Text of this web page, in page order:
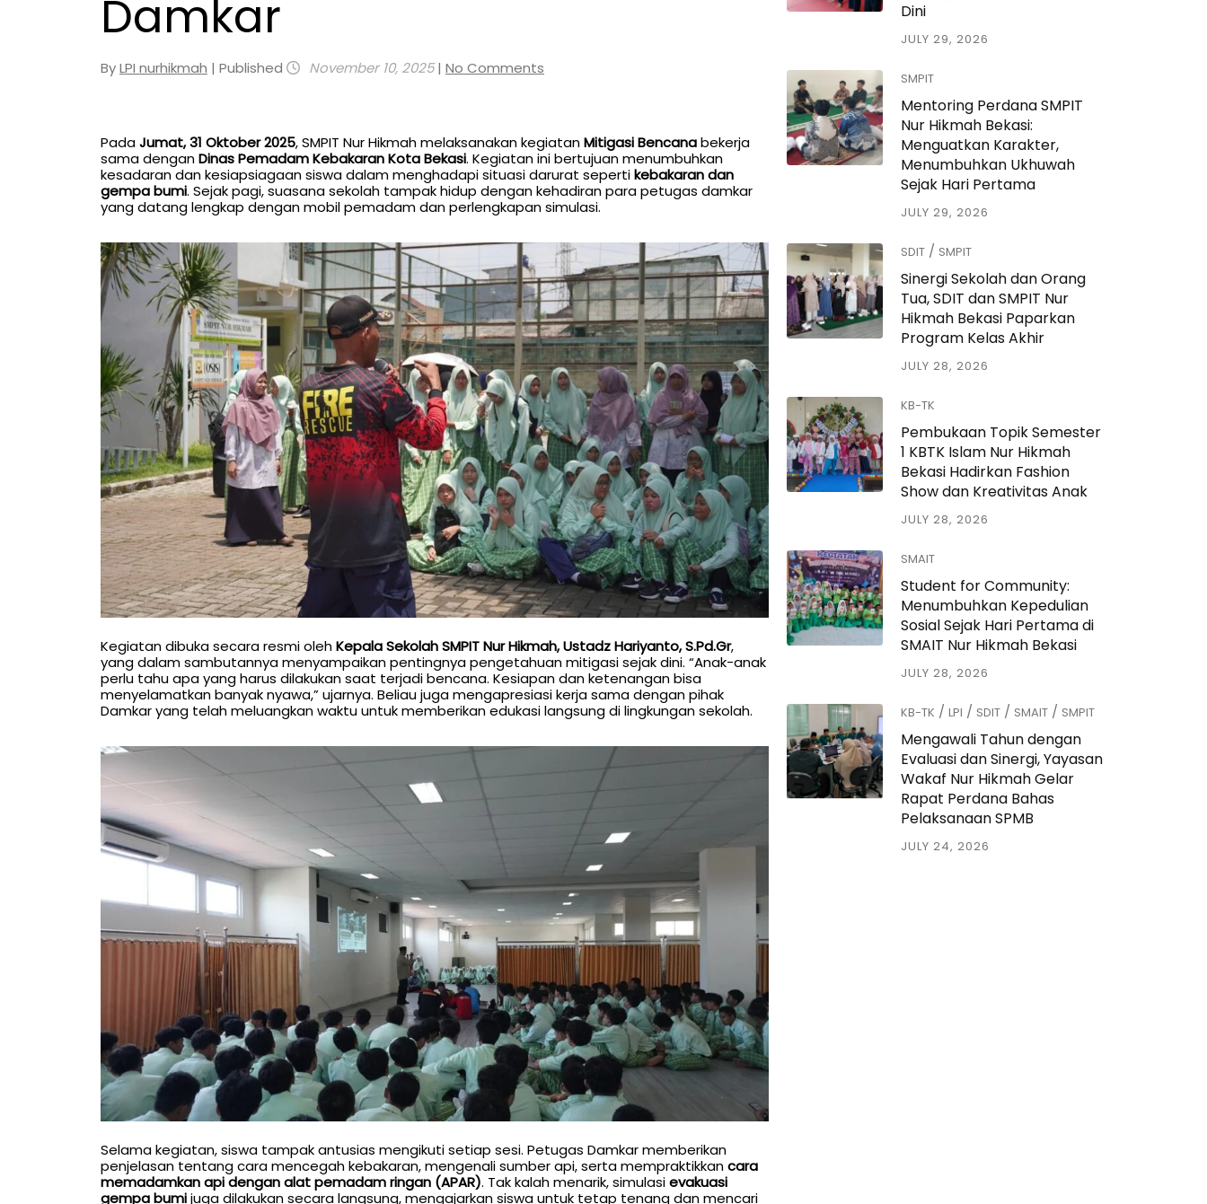
Damkar
ByLPI nurhikmah | Published November 10, 2025| No Comments
PadaJumat, 31 Oktober 2025, SMPIT Nur Hikmah melaksanakan kegiatanMitigasi Bencanabekerja
sama denganDinas Pemadam Kebakaran Kota Bekasi. Kegiatan ini bertujuan menumbuhkan
kesadaran dan kesiapsiagaan siswa dalam menghadapi situasi darurat sepertikebakaran dan
gempa bumi. Sejak pagi, suasana sekolah tampak hidup dengan kehadiran para petugas damkar
yang datang lengkap dengan mobil pemadam dan perlengkapan simulasi.
Kegiatan dibuka secara resmi olehKepala Sekolah SMPIT Nur Hikmah, Ustadz Hariyanto, S.Pd.Gr,
yang dalam sambutannya menyampaikan pentingnya pengetahuan mitigasi sejak dini. “Anak-anak
perlu tahu apa yang harus dilakukan saat terjadi bencana. Kesiapan dan ketenangan bisa
menyelamatkan banyak nyawa,” ujarnya. Beliau juga mengapresiasi kerja sama dengan pihak
Damkar yang telah meluangkan waktu untuk memberikan edukasi langsung di lingkungan sekolah.
Selama kegiatan, siswa tampak antusias mengikuti setiap sesi. Petugas Damkar memberikan
penjelasan tentang cara mencegah kebakaran, mengenali sumber api, serta mempraktikkancara
memadamkan api dengan alat pemadam ringan (APAR). Tak kalah menarik, simulasievakuasi
gempa bumijuga dilakukan secara langsung, mengajarkan siswa untuk tetap tenang dan mencari
Dini
JULY 29, 2026
SMPIT
Mentoring Perdana SMPIT
Nur Hikmah Bekasi:
Menguatkan Karakter,
Menumbuhkan Ukhuwah
Sejak Hari Pertama
JULY 29, 2026
SDIT/ SMPIT
Sinergi Sekolah dan Orang
Tua, SDIT dan SMPIT Nur
Hikmah Bekasi Paparkan
Program Kelas Akhir
JULY 28, 2026
KB-TK
Pembukaan Topik Semester
1 KBTK Islam Nur Hikmah
Bekasi Hadirkan Fashion
Show dan Kreativitas Anak
JULY 28, 2026
SMAIT
Student for Community:
Menumbuhkan Kepedulian
Sosial Sejak Hari Pertama di
SMAIT Nur Hikmah Bekasi
JULY 28, 2026
KB-TK / LPI / SDIT/ SMAIT/ SMPIT
Mengawali Tahun dengan
Evaluasi dan Sinergi, Yayasan
Wakaf Nur Hikmah Gelar
Rapat Perdana Bahas
Pelaksanaan SPMB
JULY 24, 2026